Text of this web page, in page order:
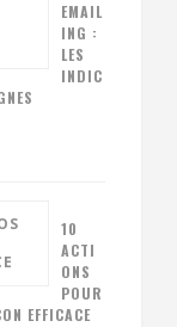
EMAIL
ING :
LES
INDIC
10
ACTI
ONS
POUR
EFFICACE